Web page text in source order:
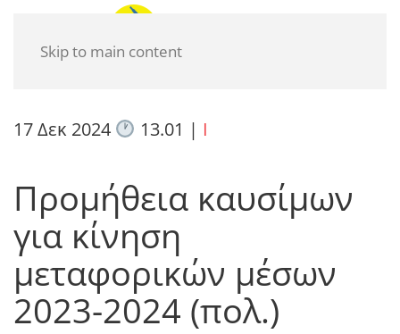
Skip to main content
17 Δεκ 2024 13.01 | I
Προμήθεια καυσίμων
για κίνηση
μεταφορικών μέσων
2023-2024 (πολ.)